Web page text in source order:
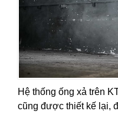
Hệ thống ống xả trên
cũng được thiết kế lại,